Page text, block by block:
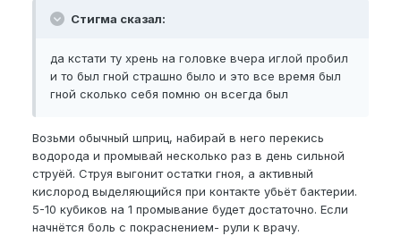
Стигма сказал:
да кстати ту хрень на головке вчера иглой пробил
и то был гной страшно было и это все время был
гной сколько себя помню он всегда был
Возьми обычный шприц, набирай в него перекись
водорода и промывай несколько раз в день сильной
струёй. Струя выгонит остатки гноя, а активный
кислород выделяющийся при контакте убьёт бактерии.
5-10 кубиков на 1 промывание будет достаточно. Если
начнётся боль с покраснением- рули к врачу.